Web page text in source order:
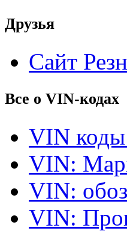
Друзья
Сайт
Все о VIN-кодах
VIN коды
VIN:
VIN:
VIN: